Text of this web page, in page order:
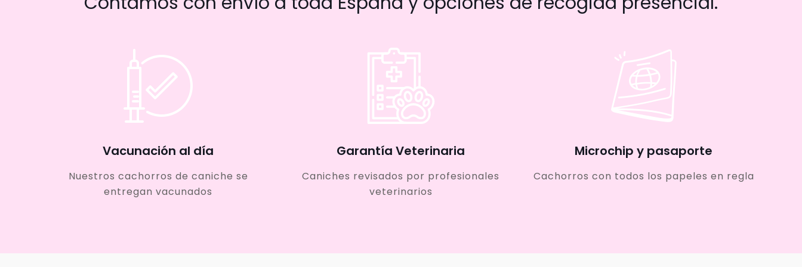
Vacunación al día
Nuestros cachorros de caniche se
entregan vacunados
Garantía Veterinaria
Caniches revisados por profesionales
veterinarios
Microchip y pasaporte
Cachorros con todos los papeles en regla